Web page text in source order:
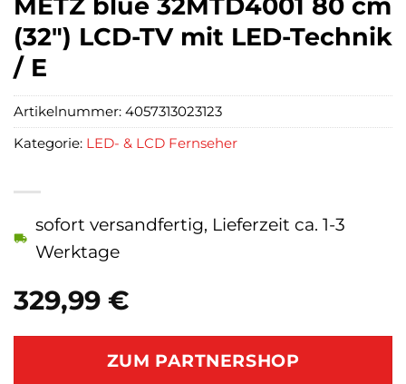
(32″) LCD-TV mit LED-Technik
/ E
329,99 €
sofort versandfertig, Lieferzeit ca. 1-3
Werktage
ZUM PARTNERSHOP
Artikelnummer: 4057313023123
Kategorie: LED- & LCD Fernseher